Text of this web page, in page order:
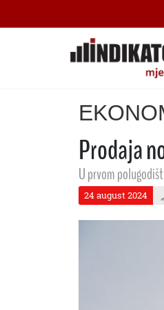
Prodaja
U prvom
24 august 2024